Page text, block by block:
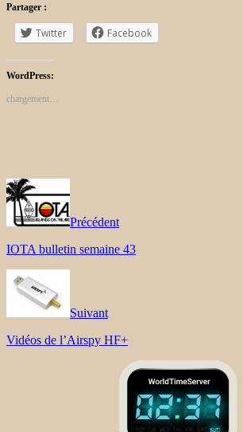
Partager :
Twitter Facebook
WordPress:
chargement…
Précédent
IOTA bulletin semaine 43
Suivant
Vidéos de l’Airspy HF+